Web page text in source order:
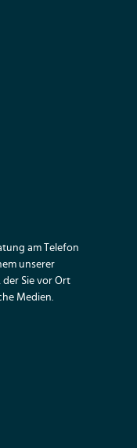
am Telefon
unserer
Sie vor Ort
Medien.